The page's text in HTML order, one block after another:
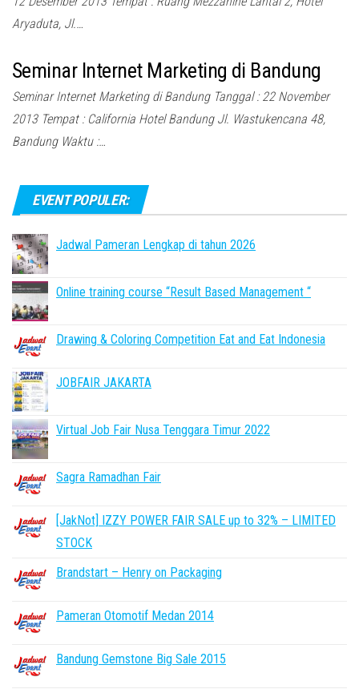
Aryaduta, Jl.…
Seminar Internet Marketing di Bandung
Seminar Internet Marketing di Bandung Tanggal : 22 November
2013 Tempat : California Hotel Bandung Jl. Wastukencana 48,
Bandung Waktu :…
EVENT POPULER:
Jadwal Pameran Lengkap di tahun 2026
Online training course “Result Based Management “
Drawing & Coloring Competition Eat and Eat Indonesia
JOBFAIR JAKARTA
Virtual Job Fair Nusa Tenggara Timur 2022
Sagra Ramadhan Fair
[JakNot] IZZY POWER FAIR SALE up to 32% – LIMITED
STOCK
Brandstart – Henry on Packaging
Pameran Otomotif Medan 2014
Bandung Gemstone Big Sale 2015